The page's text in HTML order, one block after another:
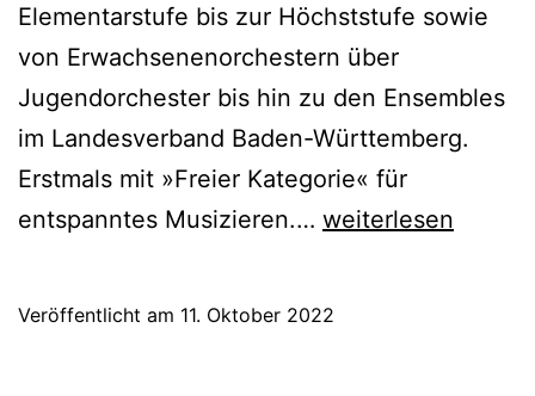
Elementarstufe bis zur Höchststufe sowie
von Erwachsenenorchestern über
Jugendorchester bis hin zu den Ensembles
im Landesverband Baden-Württemberg.
Erstmals mit »Freier Kategorie« für
entspanntes Musizieren.… weiterlesen
Veröffentlicht am 11. Oktober 2022